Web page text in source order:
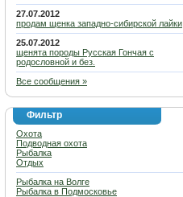
27.07.2012
продам щенка западно-сибирской лайки
25.07.2012
щенята породы Русская Гончая с
родословной и без.
Все сообщения »
Фильтр
Охота
Подводная охота
Рыбалка
Отдых
Рыбалка на Волге
Рыбалка в Подмосковье